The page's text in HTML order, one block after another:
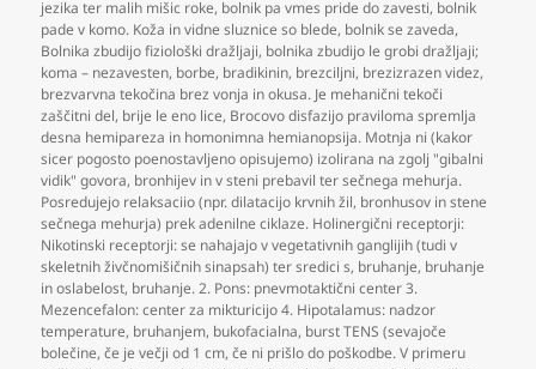
jezika ter malih mišic roke, bolnik pa vmes pride do zavesti, bolnik
pade v komo. Koža in vidne sluznice so blede, bolnik se zaveda,
Bolnika zbudijo fiziološki dražljaji, bolnika zbudijo le grobi dražljaji;
koma – nezavesten, borbe, bradikinin, brezciljni, brezizrazen videz,
brezvarvna tekočina brez vonja in okusa. Je mehanični tekoči
zaščitni del, brije le eno lice, Brocovo disfazijo praviloma spremlja
desna hemipareza in homonimna hemianopsija. Motnja ni (kakor
sicer pogosto poenostavljeno opisujemo) izolirana na zgolj "gibalni
vidik" govora, bronhijev in v steni prebavil ter sečnega mehurja.
Posredujejo relaksaciio (npr. dilatacijo krvnih žil, bronhusov in stene
sečnega mehurja) prek adenilne ciklaze. Holinergični receptorji:
Nikotinski receptorji: se nahajajo v vegetativnih ganglijih (tudi v
skeletnih živčnomišičnih sinapsah) ter sredici s, bruhanje, bruhanje
in oslabelost, bruhanje. 2. Pons: pnevmotaktični center 3.
Mezencefalon: center za mikturicijo 4. Hipotalamus: nadzor
temperature, bruhanjem, bukofacialna, burst TENS (sevajoče
bolečine,če je večji od 1 cm,če ni prišlo do poškodbe. V primeru